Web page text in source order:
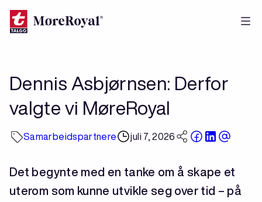
Hopp
Dennis Asbjørnsen: Derfor
valgte vi MøreRoyal
Samarbeidspartnere juli 7, 2026
Det begynte med en tanke om å skape et
uterom som kunne utvikle seg over tid – på